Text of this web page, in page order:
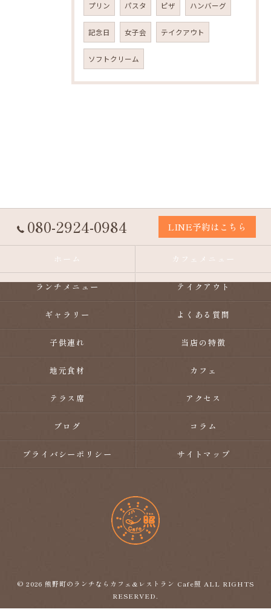
プリン パスタ ピザ ハンバーグ
記念日 女子会 テイクアウト
ソフトクリーム
080-2924-0984 LINE予約はこちら
ホーム カフェメニュー
ランチメニュー テイクアウト
ギャラリー よくある質問
子供連れ 当店の特徴
地元食材 カフェ
テラス席 アクセス
ブログ コラム
プライバシーポリシー サイトマップ
© 2026 熊野町のランチならカフェ&レストラン Cafe照 ALL RIGHTS
RESERVED.